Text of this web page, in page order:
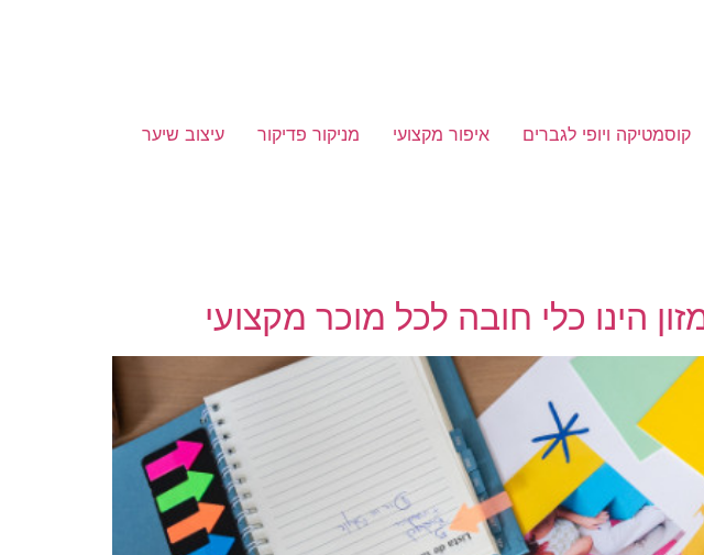
קוסמטיקה ויופי לגברים איפור מקצועי מניקור פדיקור
עיצוב שיער
הינו כלי חובה לכל מוכר מקצועי